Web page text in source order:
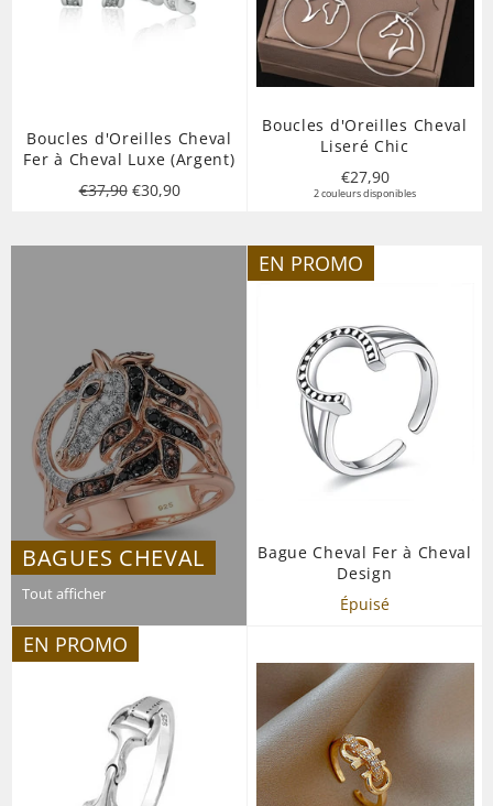
Boucles d'Oreilles Cheval
Fer à Cheval Luxe (Argent)
Prix
€37,90 Prix
€30,90
Boucles d'Oreilles Cheval
Liseré Chic
Prix
régulier
€27,90
2 couleurs disponibles
BAGUES CHEVAL
Tout afficher
Bague Cheval Fer à Cheval
Design
Épuisé
EN PROMO
EN PROMO